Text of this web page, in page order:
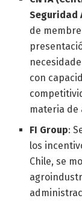
Seguridad
de
con
materia de
FI Group:
los
Chile, se